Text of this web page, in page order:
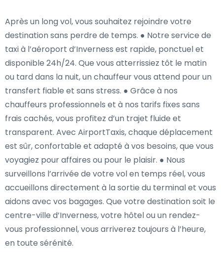
Après un long vol, vous souhaitez rejoindre votre
destination sans perdre de temps. ● Notre service de
taxi à l’aéroport d’Inverness est rapide, ponctuel et
disponible 24h/24. Que vous atterrissiez tôt le matin
ou tard dans la nuit, un chauffeur vous attend pour un
transfert fiable et sans stress. ● Grâce à nos
chauffeurs professionnels et à nos tarifs fixes sans
frais cachés, vous profitez d’un trajet fluide et
transparent. Avec AirportTaxis, chaque déplacement
est sûr, confortable et adapté à vos besoins, que vous
voyagiez pour affaires ou pour le plaisir. ● Nous
surveillons l’arrivée de votre vol en temps réel, vous
accueillons directement à la sortie du terminal et vous
aidons avec vos bagages. Que votre destination soit le
centre-ville d’Inverness, votre hôtel ou un rendez-
vous professionnel, vous arriverez toujours à l’heure,
en toute sérénité.